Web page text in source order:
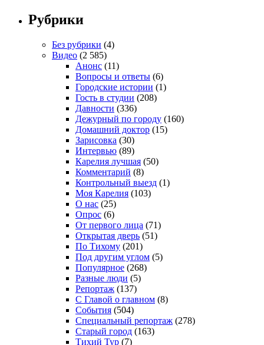
Рубрики
Без рубрики (4)
Видео (2 585)
Анонс (11)
Вопросы и ответы (6)
Городские истории (1)
Гость в студии (208)
Давности (336)
Дежурный по городу (160)
Домашний доктор (15)
Зарисовка (30)
Интервью (89)
Карелия лучшая (50)
Комментарий (8)
Контрольный выезд (1)
Моя Карелия (103)
О нас (25)
Опрос (6)
От первого лица (71)
Открытая дверь (51)
По Тихому (201)
Под другим углом (5)
Популярное (268)
Разные люди (5)
Репортаж (137)
С Главой о главном (8)
События (504)
Специальный репортаж (278)
Старый город (163)
Тихий Тур (7)